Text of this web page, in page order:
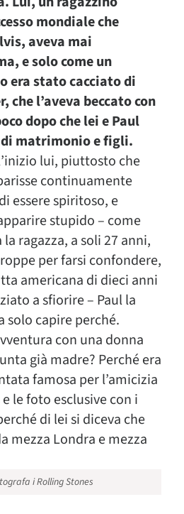
mondiale che
aveva mai
e solo come un
era stato cacciato di
che l’aveva beccato con
dopo che lei e Paul
di matrimonio e figli.
lui, piuttosto che
continuamente
essere spiritoso, e
stupido – come
ragazza, a soli 27 anni,
per farsi confondere,
americana di dieci anni
a sfiorire – Paul la
solo capire perché.
con una donna
già madre? Perché era
famosa per l’amicizia
le foto esclusive con i
di lei si diceva che
mezza Londra e mezza
i Rolling Stones